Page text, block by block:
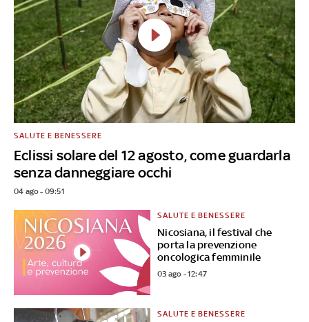
Eclissi solare del 12 agosto, come guardarla
senza danneggiare occhi
SALUTE E BENESSERE
04 ago - 09:51
Nicosiana, il festival che
porta la prevenzione
oncologica femminile
SALUTE E BENESSERE
03 ago - 12:47
SALUTE E BENESSERE